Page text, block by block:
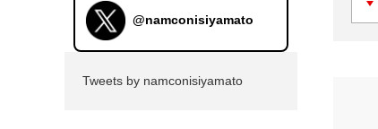
@namconisiyamato
Tweets by namconisiyamato